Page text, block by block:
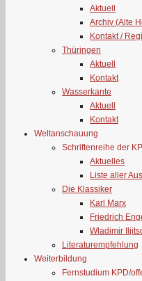
Aktuell
Archiv (Alte
Kontakt /
Thüringen
Aktuell
Kontakt
Wasserkante
Aktuell
Kontakt
Weltanschauung
Schriftenreihe der
Aktuelles
Liste aller
Die Klassiker
Karl Marx
Friedrich
Wladimir
Literaturempfehlung
Weiterbildung
Fernstudium KPD/